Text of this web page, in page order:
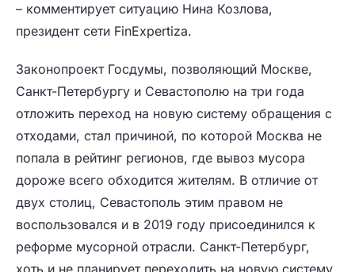
– комментирует ситуацию Нина Козлова,
президент сети FinExpertiza.
Законопроект Госдумы, позволяющий Москве,
Санкт-Петербургу и Севастополю на три года
отложить переход на новую систему обращения с
отходами, стал причиной, по которой Москва не
попала в рейтинг регионов, где вывоз мусора
дороже всего обходится жителям. В отличие от
двух столиц, Севастополь этим правом не
воспользовался и в 2019 году присоединился к
реформе мусорной отрасли. Санкт-Петербург,
хоть и не планирует переходить на новую систему